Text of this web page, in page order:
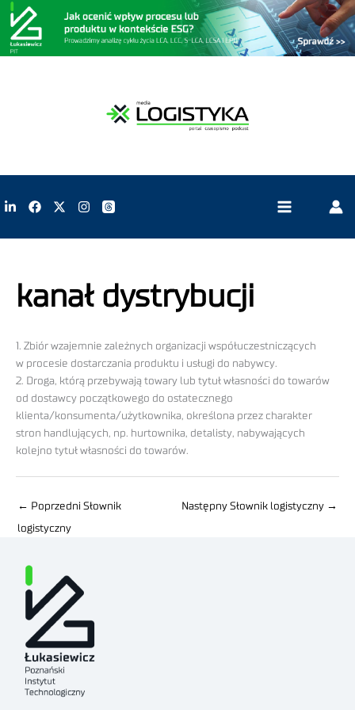
kanał dystrybucji
1. Zbiór wzajemnie zależnych organizacji współuczestniczących
w procesie dostarczania produktu i usługi do nabywcy.
2. Droga, którą przebywają towary lub tytuł własności do towarów
od dostawcy początkowego do ostatecznego
klienta/konsumenta/użytkownika, określona przez charakter
stron handlujących, np. hurtownika, detalisty, nabywających
kolejno tytuł własności do towarów.
← Poprzedni Słownik
logistyczny
Następny Słownik logistyczny →